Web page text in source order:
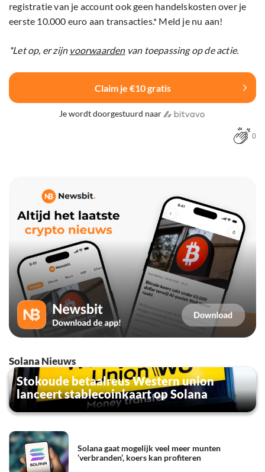
registratie van je account ook geen handelskosten over je
eerste 10.000 euro aan transacties.* Meld je nu aan!
*Let op, er zijn voorwaardenvan toepassing op de actie.
Claim je €10 gratis
Je wordt doorgestuurd naar
0
Solana Nieuws
Stokoude betaalreus Western union
lanceert stablecoinkaart op Solana
Solana gaat mogelijk veel meer munten
‘verbranden’, koers kan profiteren